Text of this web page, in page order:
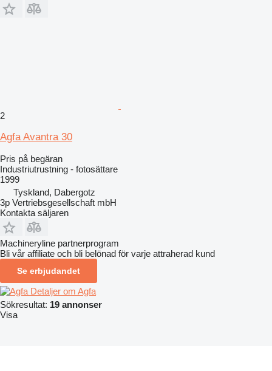
2
Agfa Avantra 30
Pris på begäran
Industriutrustning - fotosättare
1999
Tyskland, Dabergotz
3p Vertriebsgesellschaft mbH
Kontakta säljaren
Machineryline partnerprogram
Bli vår affiliate och bli belönad för varje attraherad kund
Se erbjudandet
Detaljer om Agfa
Sökresultat: 19 annonser
Visa